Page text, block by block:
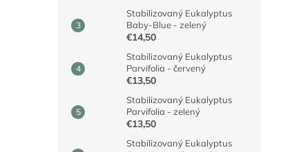
Stabilizovaný Eukalyptus
Baby-Blue - zelený
€14,50
Stabilizovaný Eukalyptus
Parvifolia - červený
€13,50
Stabilizovaný Eukalyptus
Parvifolia - zelený
€13,50
Stabilizovaný Eukalyptus